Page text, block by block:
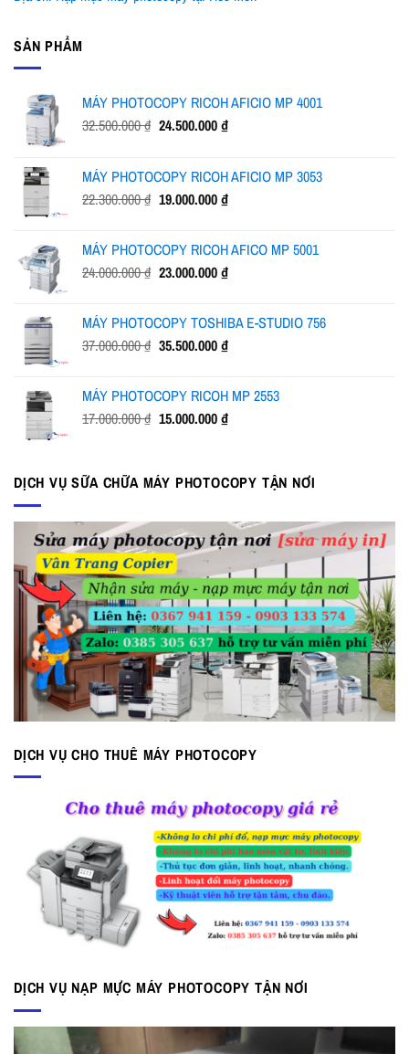
SẢN PHẨM
MÁY PHOTOCOPY RICOH AFICIO MP 4001
32.500.000₫ Giá
32.500.000 ₫.
24.500.000₫Giá
là:
24.500.000 ₫.
MÁY PHOTOCOPY RICOH AFICIO MP 3053
22.300.000₫ Giá
22.300.000 ₫.
19.000.000₫Giá
là:
19.000.000 ₫.
MÁY PHOTOCOPY RICOH AFICO MP 5001
24.000.000₫ Giá
24.000.000 ₫.
23.000.000₫Giá
là:
23.000.000 ₫.
MÁY PHOTOCOPY TOSHIBA E-STUDIO 756
37.000.000₫ Giá
37.000.000 ₫.
35.500.000₫Giá
là:
35.500.000 ₫.
MÁY PHOTOCOPY RICOH MP 2553
17.000.000₫ Giá
17.000.000 ₫.
15.000.000₫Giá
là:
15.000.000 ₫.
DỊCH VỤ SỮA CHỮA MÁY PHOTOCOPY TẬN NƠI
DỊCH VỤ CHO THUÊ MÁY PHOTOCOPY
DỊCH VỤ NẠP MỰC MÁY PHOTOCOPY TẬN NƠI